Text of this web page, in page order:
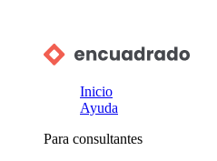
Inicio
Ayuda
Para consultantes